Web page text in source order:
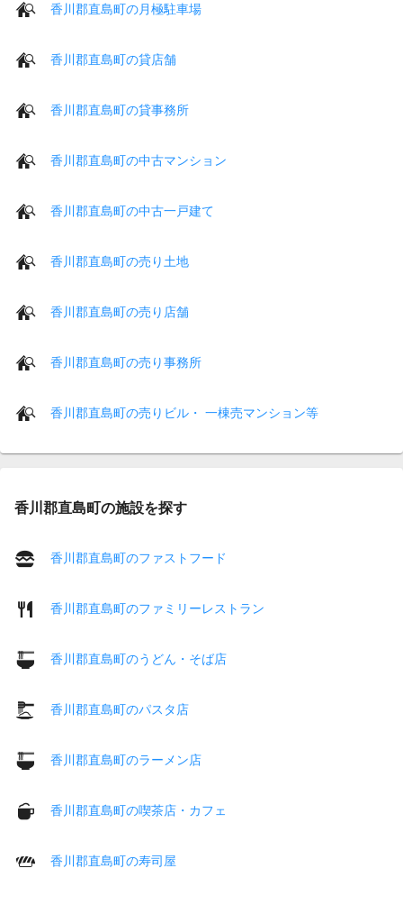
香川郡直島町の月極駐車場
香川郡直島町の貸店舗
香川郡直島町の貸事務所
香川郡直島町の中古マンション
香川郡直島町の中古一戸建て
香川郡直島町の売り土地
香川郡直島町の売り店舗
香川郡直島町の売り事務所
香川郡直島町の売りビル・ 一棟売マンション等
香川郡直島町の施設を探す
香川郡直島町のファストフード
香川郡直島町のファミリーレストラン
香川郡直島町のうどん・そば店
香川郡直島町のパスタ店
香川郡直島町のラーメン店
香川郡直島町の喫茶店・カフェ
香川郡直島町の寿司屋